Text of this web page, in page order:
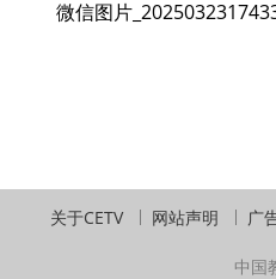
微信图片
关于CETV 网站声明 广
中国